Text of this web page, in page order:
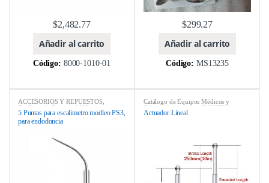
$2,482.77
Añadir al carrito
Código: 8000-1010-01
$299.27
Añadir al carrito
Código: MS13235
ACCESORIOS Y REPUESTOS,
Catálogo de Equipos Médicos y
Odontológicos,ebay,EQUIPOS
ODONTOLÓGICOS
SCALERS
5 Puntas para escalimetro modleo PS3,
para endodoncia
Catálogo de Equipos Médicos y
Odontológicos
ebay ,EQUIPOS
ODONTOLÓGICOS
Actuador Lineal